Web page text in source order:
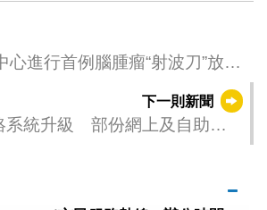
心進行首例腦腫瘤“射波刀”放射
下一則新聞
系統升級 部份網上及自助服